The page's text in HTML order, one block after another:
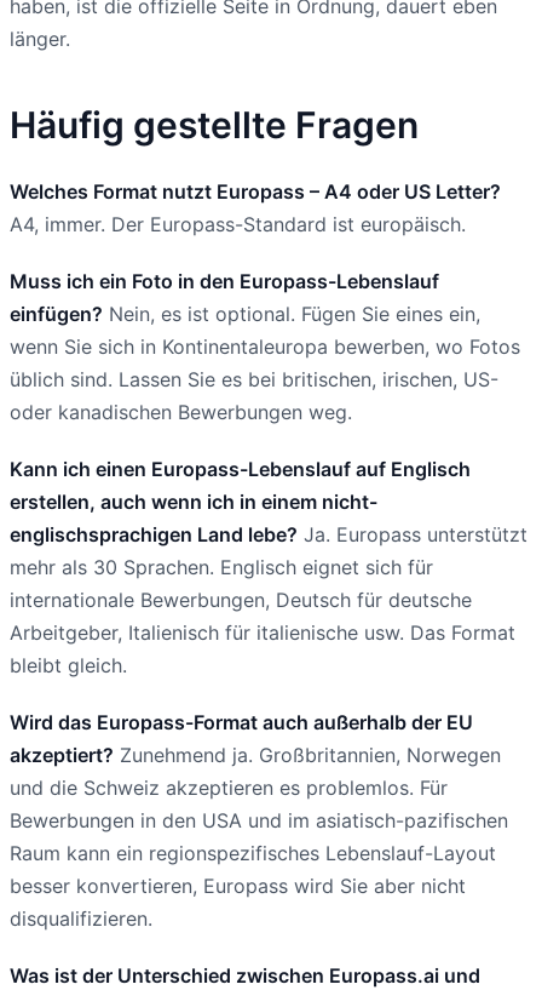
haben, ist die offizielle Seite in Ordnung, dauert eben
länger.
Häufig gestellte Fragen
Welches Format nutzt Europass – A4 oder US Letter?
A4, immer. Der Europass-Standard ist europäisch.
Muss ich ein Foto in den Europass-Lebenslauf
einfügen? Nein, es ist optional. Fügen Sie eines ein,
wenn Sie sich in Kontinentaleuropa bewerben, wo Fotos
üblich sind. Lassen Sie es bei britischen, irischen, US-
oder kanadischen Bewerbungen weg.
Kann ich einen Europass-Lebenslauf auf Englisch
erstellen, auch wenn ich in einem nicht-
englischsprachigen Land lebe? Ja. Europass unterstützt
mehr als 30 Sprachen. Englisch eignet sich für
internationale Bewerbungen, Deutsch für deutsche
Arbeitgeber, Italienisch für italienische usw. Das Format
bleibt gleich.
Wird das Europass-Format auch außerhalb der EU
akzeptiert? Zunehmend ja. Großbritannien, Norwegen
und die Schweiz akzeptieren es problemlos. Für
Bewerbungen in den USA und im asiatisch-pazifischen
Raum kann ein regionspezifisches Lebenslauf-Layout
besser konvertieren, Europass wird Sie aber nicht
disqualifizieren.
Was ist der Unterschied zwischen Europass.ai und